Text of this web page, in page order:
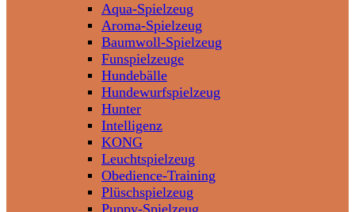
Aqua-Spielzeug
Aroma-Spielzeug
Baumwoll-Spielzeug
Funspielzeuge
Hundebälle
Hundewurfspielzeug
Hunter
Intelligenz
KONG
Leuchtspielzeug
Obedience-Training
Plüschspielzeug